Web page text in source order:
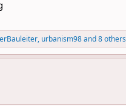
, urbanism98and 8 others